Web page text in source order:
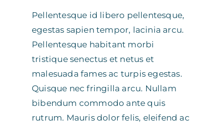
Pellentesque id libero pellentesque,
egestas sapien tempor, lacinia arcu.
Pellentesque habitant morbi
tristique senectus et netus et
malesuada fames ac turpis egestas.
Quisque nec fringilla arcu. Nullam
bibendum commodo ante quis
rutrum. Mauris dolor felis, eleifend ac